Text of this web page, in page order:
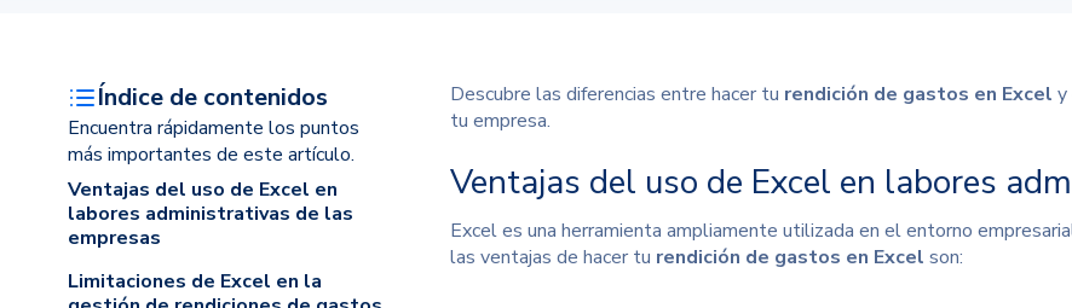
Índice de contenidos
Encuentra rápidamente los puntos
más importantes de este artículo.
Ventajas del uso de Excel en
labores administrativas de las
empresas
Limitaciones de Excel en la
Descubre las diferencias entre hacer tu rendición de gastos en Excel y
tu empresa.
Ventajas del uso de Excel en labores
Excel es una herramienta ampliamente utilizada en el entorno
las ventajas de hacer tu rendición de gastos en Excel son: